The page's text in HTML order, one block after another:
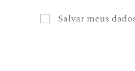
Salvar meus